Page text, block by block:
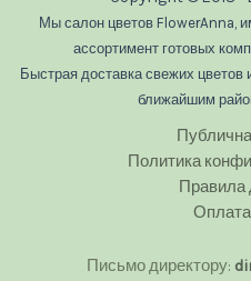
Мы салон цветов FlowerAnna,
ассортимент готовых
Быстрая доставка свежих
ближайшим
Политика
Правила
Оплата
Письмо директору: